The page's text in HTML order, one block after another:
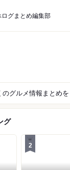
ログまとめ編集部
のグルメ情報まとめ
グ
2